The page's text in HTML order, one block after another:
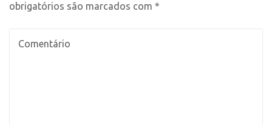
obrigatórios são marcados com *